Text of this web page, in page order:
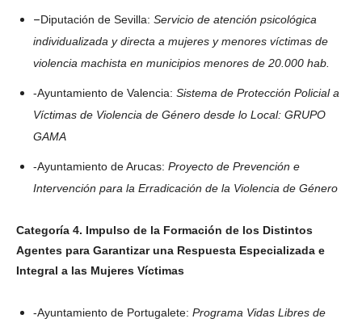
–Diputación de Sevilla: Servicio de atención psicológica
individualizada y directa a mujeres y menores víctimas de
violencia machista en municipios menores de 20.000 hab.
-Ayuntamiento de Valencia: Sistema de Protección Policial a
Víctimas de Violencia de Género desde lo Local: GRUPO
GAMA
-Ayuntamiento de Arucas: Proyecto de Prevención e
Intervención para la Erradicación de la Violencia de Género
Categoría 4. Impulso de la Formación de los Distintos
Agentes para Garantizar una Respuesta Especializada e
Integral a las Mujeres Víctimas
-Ayuntamiento de Portugalete: Programa Vidas Libres de